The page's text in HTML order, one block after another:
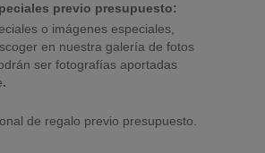
previo presupuesto:
o imágenes especiales,
en nuestra galería de fotos
ser fotografías aportadas
.
de regalo previo presupuesto.